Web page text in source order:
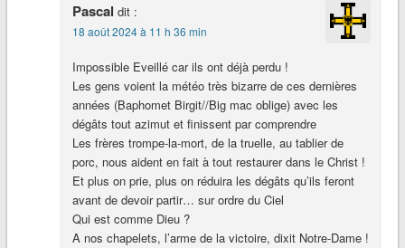
Pascal dit :
18 août 2024 à 11 h 36 min
Impossible Eveillé car ils ont déjà perdu !
Les gens voient la météo très bizarre de ces dernières
années (Baphomet Birgit//Big mac oblige) avec les
dégâts tout azimut et finissent par comprendre
Les frères trompe-la-mort, de la truelle, au tablier de
porc, nous aident en fait à tout restaurer dans le Christ !
Et plus on prie, plus on réduira les dégâts qu’ils feront
avant de devoir partir… sur ordre du Ciel
Qui est comme Dieu ?
A nos chapelets, l’arme de la victoire, dixit Notre-Dame !